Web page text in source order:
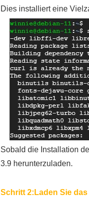
Dies installiert eine
Sobald die Installation
3.9 herunterzuladen.
Schritt 2:Laden Sie